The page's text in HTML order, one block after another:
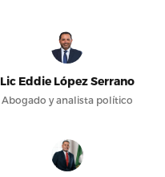
Lic Eddie López Serrano
Abogado y analista político